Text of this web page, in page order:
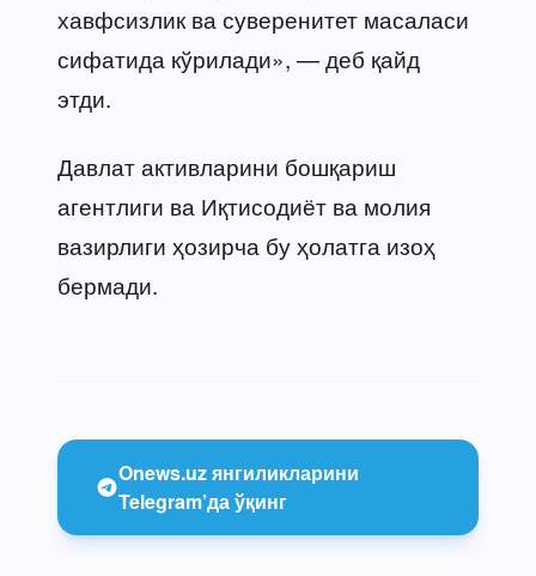
хавфсизлик ва суверенитет масаласи
сифатида кўрилади», — деб қайд
этди.
Давлат активларини бошқариш
агентлиги ва Иқтисодиёт ва молия
вазирлиги ҳозирча бу ҳолатга изоҳ
бермади.
Onews.uz янгиликларини
Telegram’да ўқинг